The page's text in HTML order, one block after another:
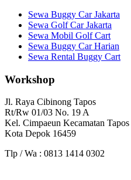
Sewa Buggy Car Jakarta
Sewa Golf Car Jakarta
Sewa Mobil Golf Cart
Sewa Buggy Car Harian
Sewa Rental Buggy Cart
Workshop
Jl. Raya Cibinong Tapos
Rt/Rw 01/03 No. 19 A
Kel. Cimpaeun Kecamatan Tapos
Kota Depok 16459
Tlp / Wa : 0813 1414 0302